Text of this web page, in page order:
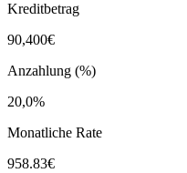
Kreditbetrag
90,400€
Anzahlung (%)
20,0%
Monatliche Rate
958.83€